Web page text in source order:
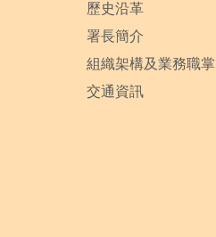
歷史沿革
署長簡介
組織架構及業務職掌
交通資訊